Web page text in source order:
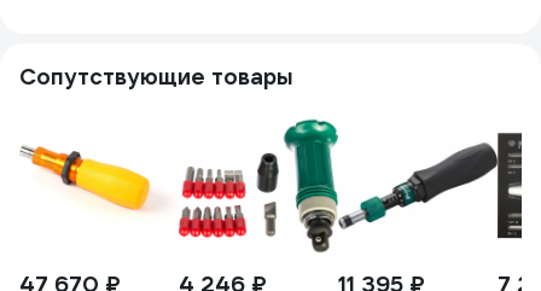
Сопутствующие товары
47 670 ₽ 4 246 ₽ 11 395 ₽ 7